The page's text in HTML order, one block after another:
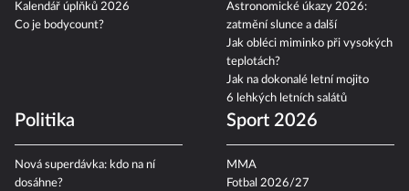
Kalendář úplňků 2026
Co je bodycount?
Astronomické úkazy 2026:
zatmění slunce a další
Jak obléci miminko při vysokých
teplotách?
Jak na dokonalé letní mojito
6 lehkých letních salátů
Politika
Nová superdávka: kdo na ní
dosáhne?
Sport 2026
MMA
Fotbal 2026/27